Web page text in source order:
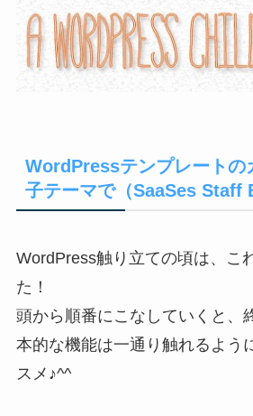
WordPressテンプレートの
子テーマで（SaaSes Staff
WordPress触り立ての頃は、こ
た！
頭から順番にこなしていくと、
本的な機能は一通り触れるよう
スメ♪^^